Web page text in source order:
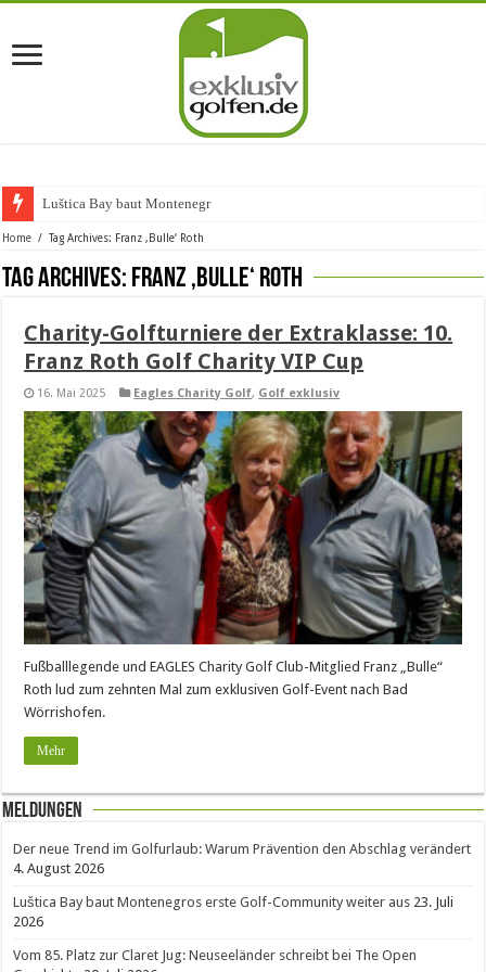
Luštica Bay baut Montenegros er
Home / Tag Archives: Franz ‚Bulle‘ Roth
Tag Archives: Franz ‚Bulle‘ Roth
Charity-Golfturniere der Extraklasse: 10.
Franz Roth Golf Charity VIP Cup
16. Mai 2025 Eagles Charity Golf, Golf exklusiv
Fußballlegende und EAGLES Charity Golf Club-Mitglied Franz „Bulle“
Roth lud zum zehnten Mal zum exklusiven Golf-Event nach Bad
Wörrishofen.
Mehr
Meldungen
Der neue Trend im Golfurlaub: Warum Prävention den Abschlag verändert
4. August 2026
Luštica Bay baut Montenegros erste Golf-Community weiter aus 23. Juli
2026
Vom 85. Platz zur Claret Jug: Neuseeländer schreibt bei The Open